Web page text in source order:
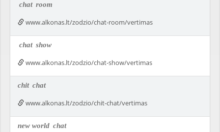
chat room
www.alkonas.lt/zodzio/chat-room/vertimas
chat show
www.alkonas.lt/zodzio/chat-show/vertimas
chit chat
www.alkonas.lt/zodzio/chit-chat/vertimas
new world chat